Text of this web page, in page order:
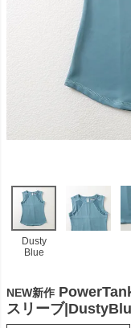
Dusty
Blue
NEW新作
スリーブ